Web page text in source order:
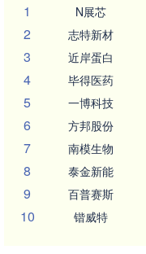
1
N展芯
2 志特新材
3 近岸蛋白
4 毕得医药
5 一博科技
6 方邦股份
7 南模生物
8 泰金新能
9 百普赛斯
10 锴威特